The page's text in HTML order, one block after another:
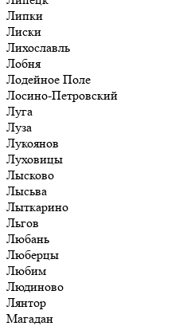
Липки
Лиски
Лихославль
Лобня
Лодейное Поле
Лосино-Петровский
Луга
Луза
Лукоянов
Луховицы
Лысково
Лысьва
Лыткарино
Льгов
Любань
Люберцы
Любим
Людиново
Лянтор
Магадан